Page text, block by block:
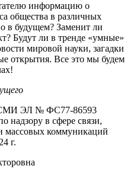
информацию о
общества в различных
в будущем? Заменит ли
Будут ли в тренде «умные»
мировой науки, загадки
открытия. Все это мы будем
СМИ ЭЛ № ФС77-86593
надзору в сфере связи,
массовых коммуникаций
г.